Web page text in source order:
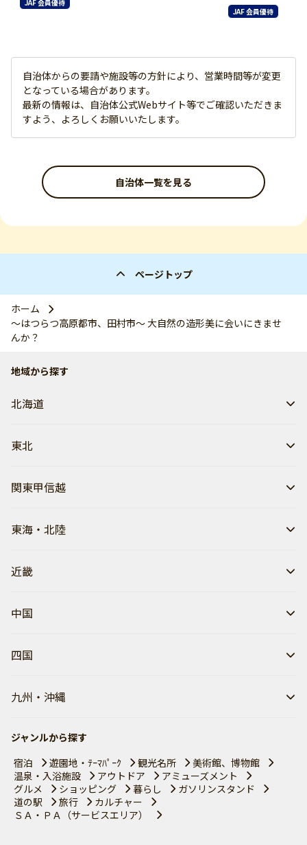
JAF 会員優待
JAF 会員優待
自治体からの要請や施設等の方針により、営業時間等が変更
となっている場合があります。
最新の情報は、自治体公式Webサイト等でご確認いただきま
すよう、よろしくお願いいたします。
自治体一覧を見る
ページトップ
ホーム
〜はつらつ高原都市、田村市〜 大自然の造形美に会いにきませ
んか？
地域から探す
北海道
東北
関東甲信越
東海・北陸
近畿
中国
四国
九州・沖縄
ジャンルから探す
宿泊
遊園地・ﾃｰﾏﾊﾟｰｸ 観光名所
美術館、博物館
温泉・入浴施設
アウトドア
アミューズメント
グルメ
ショッピング 暮らし
ガソリンスタンド
道の駅
旅行
カルチャー
ＳＡ・ＰＡ（サービスエリア）